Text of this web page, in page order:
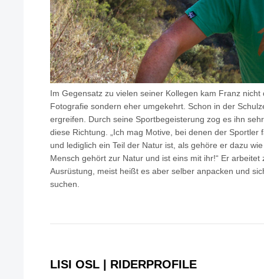
Im Gegensatz zu vielen seiner Kollegen kam Franz
Fotografie sondern eher umgekehrt. Schon in der
ergreifen. Durch seine Sportbegeisterung zog es ihn
diese Richtung. „Ich mag Motive, bei denen der Sportler
und lediglich ein Teil der Natur ist, als gehöre er dazu
Mensch gehört zur Natur und ist eins mit ihr!“ Er
Ausrüstung, meist heißt es aber selber anpacken und
suchen.
LISI OSL | RIDERPROFILE